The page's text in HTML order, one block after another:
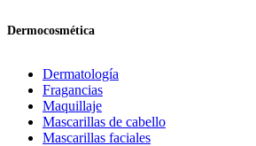
Dermocosmética
Dermatología
Fragancias
Maquillaje
Mascarillas de cabello
Mascarillas faciales